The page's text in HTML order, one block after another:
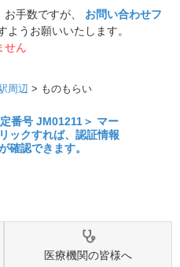
手数ですが、 お問い合わせフ
うお願いいたします。
せん
周辺 > ものもらい
医療機関の皆様へ